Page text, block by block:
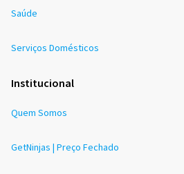
Saúde
Serviços Domésticos
Institucional
Quem Somos
GetNinjas | Preço Fechado